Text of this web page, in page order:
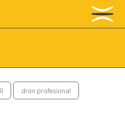
dron profesional